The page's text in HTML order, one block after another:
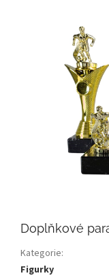
Doplňkové
Kategorie:
Figurky